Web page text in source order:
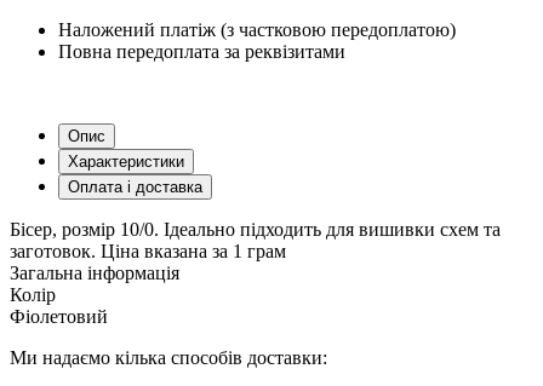
Наложений платіж (з частковою передоплатою)
Повна передоплата за реквізитами
Опис
Характеристики
Оплата і доставка
Бісер, розмір 10/0. Ідеально підходить для вишивки схем та
заготовок. Ціна вказана за 1 грам
Загальна інформація
Колір
Фіолетовий
Ми надаємо кілька способів доставки: